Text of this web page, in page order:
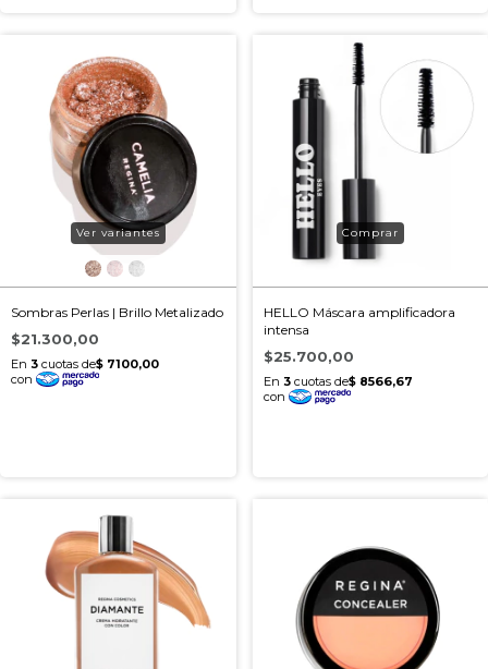
Sombras Perlas | Brillo Metalizado
$21.300,00
Ver variantes
HELLO Máscara amplificadora
intensa
$25.700,00